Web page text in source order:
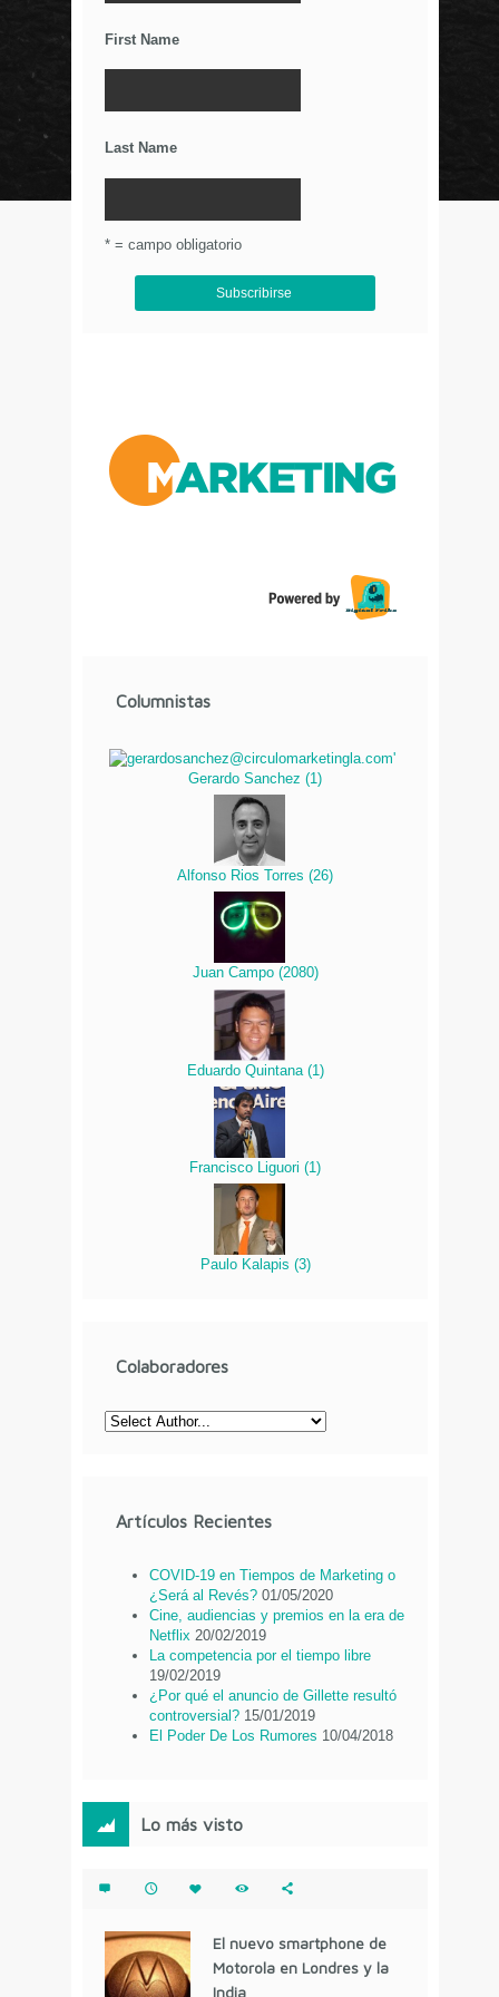
First Name
Last Name
* = campo obligatorio
Columnistas
Gerardo Sanchez (1 )
Alfonso Rios Torres (26)
Juan Campo (2080)
Eduardo Quintana (1)
Francisco Liguori (1)
Paulo Kalapis (3)
Colaboradores
Artículos Recientes
COVID-19 en Tiempos de Marketing o
¿Será al Revés? 01/05/2020
Cine, audiencias y premios en la era de
Netflix 20/02/2019
La competencia por el tiempo libre
19/02/2019
¿Por qué el anuncio de Gillette resultó
controversial? 15/01/2019
El Poder De Los Rumores 10/04/2018
Lo más visto
El nuevo smartphone de
Motorola en Londres y la
India
Los Wearables y el IoT
© Circulo Marketing 2016. Todos los derechos
reservados.
Aviso de Privacidad